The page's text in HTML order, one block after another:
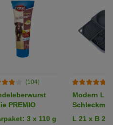
(104)
PREMIO
3 x 110 g
Modern
Abano
L 21 x B 21